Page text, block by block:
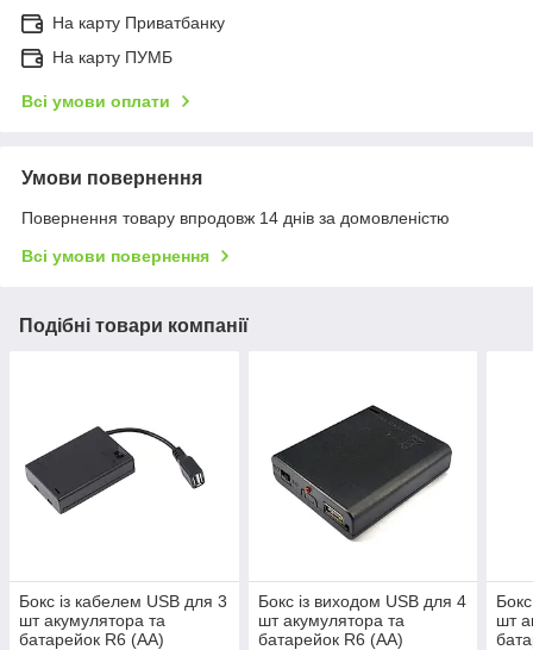
На карту Приватбанку
На карту ПУМБ
Всі умови оплати
Умови повернення
Повернення товару впродовж 14 днів за домовленістю
Всі умови повернення
Подібні товари компанії
Бокс із кабелем USB для 3
шт акумулятора та
батарейок R6 (AA)
Бокс із виходом USB для 4
шт акумулятора та
батарейок R6 (AA)
шт